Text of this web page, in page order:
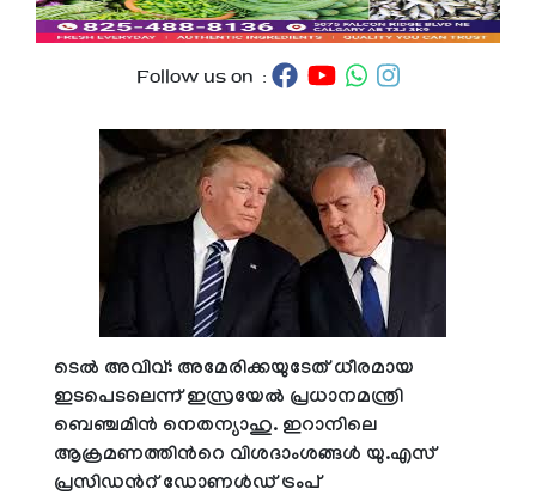
Follow us on :
ടെൽ അവിവ്: അമേരിക്കയുടേത് ധീരമായ‌
ഇടപെടലെന്ന് ഇസ്രയേൽ പ്രധാനമന്ത്രി
ബെഞ്ചമിൻ നെതന്യാഹു. ഇറാനിലെ
ആക്രമണത്തിന്‍റെ വിശദാംശങ്ങൾ യു.എസ്
പ്രസിഡന്‍റ് ഡോണൾഡ് ട്രംപ്